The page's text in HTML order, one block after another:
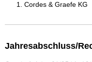
Cordes & Graefe KG
Jahresabschluss/